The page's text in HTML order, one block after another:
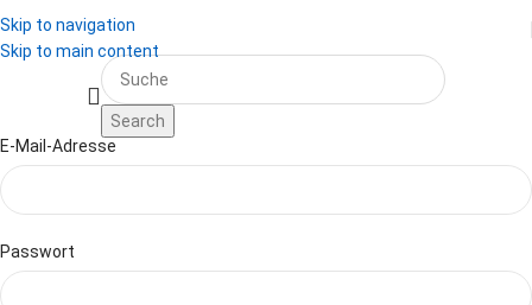
Skip to navigation
Skip to main content
Search
E-Mail-Adresse
Passwort